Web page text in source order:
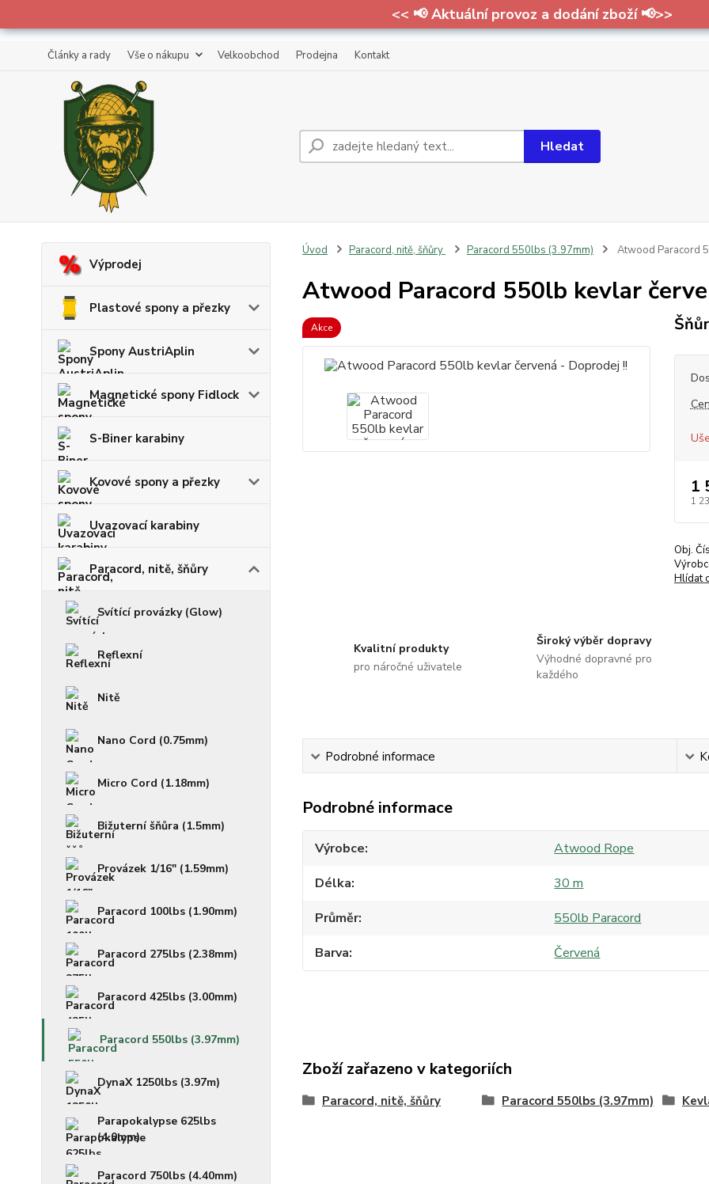
<< 📢 Aktuální provoz a dodání zboží 📢>>
Články a rady Vše o nákupu Velkoobchod Prodejna Kontakt
Hledat
Výprodej
Plastové spony a přezky
Spony AustriAplin
Magnetické spony Fidlock
S-Biner karabiny
Kovové spony a přezky
Uvazovací karabiny
Paracord, nitě, šňůry
Svítící provázky (Glow)
Reflexní
Nitě
Nano Cord (0.75mm)
Micro Cord (1.18mm)
Bižuterní šňůra (1.5mm)
Provázek 1/16" (1.59mm)
Paracord 100lbs (1.90mm)
Paracord 275lbs (2.38mm)
Paracord 425lbs (3.00mm)
Paracord 550lbs (3.97mm)
DynaX 1250lbs (3.97m)
Parapokalypse 625lbs
(4.0mm)
Paracord 750lbs (4.40mm)
Úvod Paracord, nitě, šňůry Paracord 550lbs (3.97mm) Atwood Paracord
Atwood Paracord 550lb kevlar
Akce
1
1
Obj.
Hlídat
Kvalitní produkty
pro náročné uživatele
Široký výběr dopravy
Výhodné dopravné pro
každého
Podrobné informace
Podrobné informace
Výrobce
Atwood Rope
Délka
30 m
Průměr
550lb Paracord
Barva
Červená
Zboží zařazeno v kategoriích
Paracord, nitě, šňůry Paracord 550lbs (3.97mm)